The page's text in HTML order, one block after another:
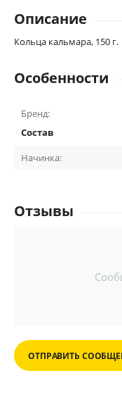
Описание
Кольца кальмара, 150 г.
Особенности
Бренд:
Состав
Начинка:
Отзывы
ОТПРАВИТЬ